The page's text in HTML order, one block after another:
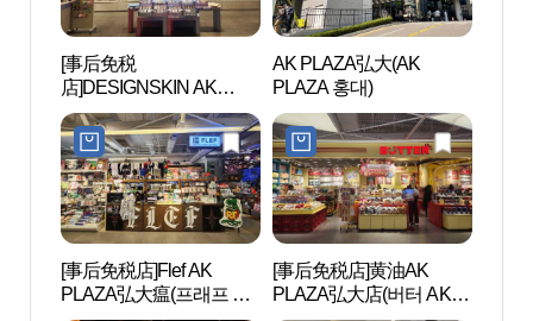
[事后免税
店]DESIGNSKIN AK
PLAZA弘大店(디자인스
킨 AK플라자 홍대점)
AK PLAZA弘大(AK
PLAZA 홍대)
[事后免税店]Flef AK
PLAZA弘大瘟(프래프 AK
[事后免税店]黄油AK
PLAZA弘大店(버터 AK플